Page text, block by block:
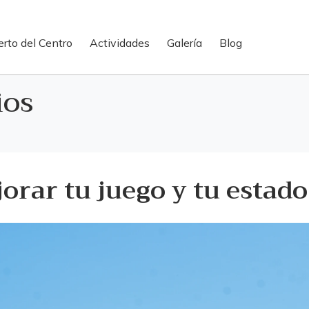
del Centro Actividades Galería Blog
tu juego y tu